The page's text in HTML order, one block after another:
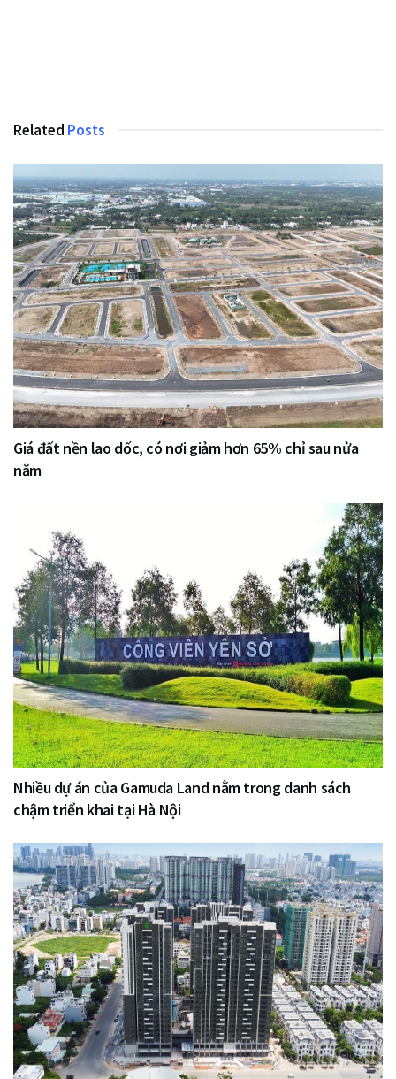
Related Posts
Giá đất nền lao dốc, có nơi giảm hơn 65% chỉ sau nửa
năm
Nhiều dự án của Gamuda Land nằm trong danh sách
chậm triển khai tại Hà Nội